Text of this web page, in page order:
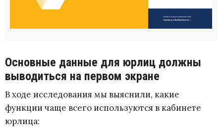
Основные данные для юрлиц должны
выводиться на первом экране
В ходе исследования мы выяснили, какие
функции чаще всего используются в кабинете
юрлица: